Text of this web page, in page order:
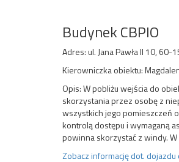
Budynek CBPIO
Adres: ul. Jana Pawła II 10, 60-
Kierowniczka obiektu:
Opis: W pobliżu wejścia do
skorzystania przez osobę z
wszystkich jego pomieszczeń
kontrolą dostępu i wymaganą
powinna skorzystać z windy.
Zobacz informację dot. dojazdu